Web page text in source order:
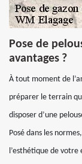
Pose de
avantages ?
À tout moment de
préparer le terrain
disposer d’une
Posé dans les
l’esthétique de votre